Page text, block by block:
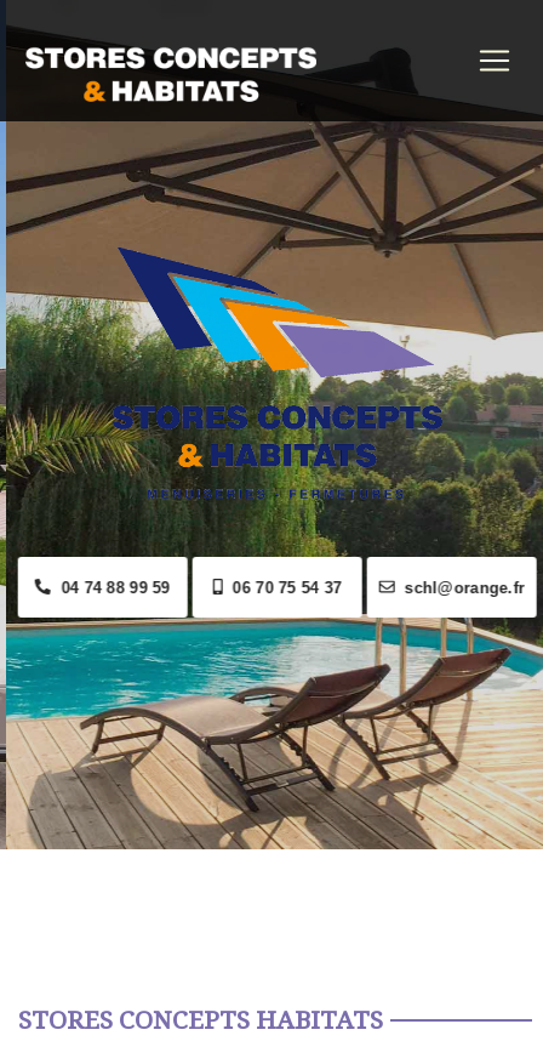
04 74 88 99 59 06 70 75 54 37 schl@orange.fr
STORES CONCEPTS HABITATS